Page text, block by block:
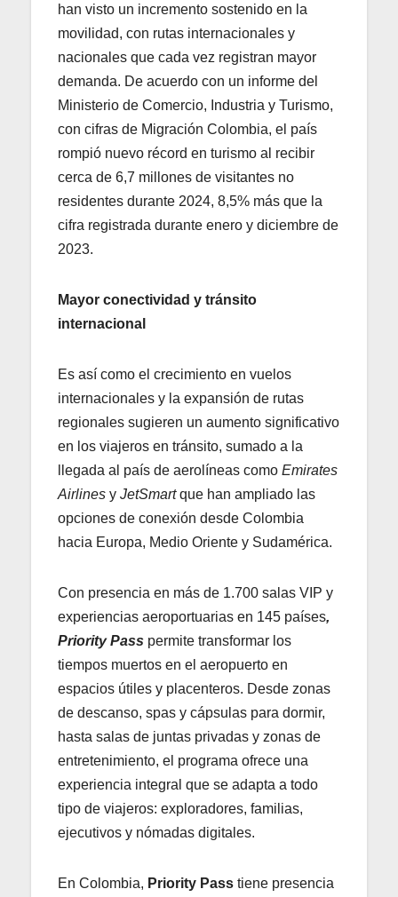
han visto un incremento sostenido en la
movilidad, con rutas internacionales y
nacionales que cada vez registran mayor
demanda. De acuerdo con un informe del
Ministerio de Comercio, Industria y Turismo,
con cifras de Migración Colombia, el país
rompió nuevo récord en turismo al recibir
cerca de 6,7 millones de visitantes no
residentes durante 2024, 8,5% más que la
cifra registrada durante enero y diciembre de
2023.
Mayor conectividad y tránsito
internacional
Es así como el crecimiento en vuelos
internacionales y la expansión de rutas
regionales sugieren un aumento significativo
en los viajeros en tránsito, sumado a la
llegada al país de aerolíneas como Emirates
Airlines y JetSmartque han ampliado las
opciones de conexión desde Colombia
hacia Europa, Medio Oriente y Sudamérica.
Con presencia en más de 1.700 salas VIP y
experiencias aeroportuarias en 145 países,
Priority Pass permite transformar los
tiempos muertos en el aeropuerto en
espacios útiles y placenteros. Desde zonas
de descanso, spas y cápsulas para dormir,
hasta salas de juntas privadas y zonas de
entretenimiento, el programa ofrece una
experiencia integral que se adapta a todo
tipo de viajeros: exploradores, familias,
ejecutivos y nómadas digitales.
En Colombia, Priority Pass tiene presencia